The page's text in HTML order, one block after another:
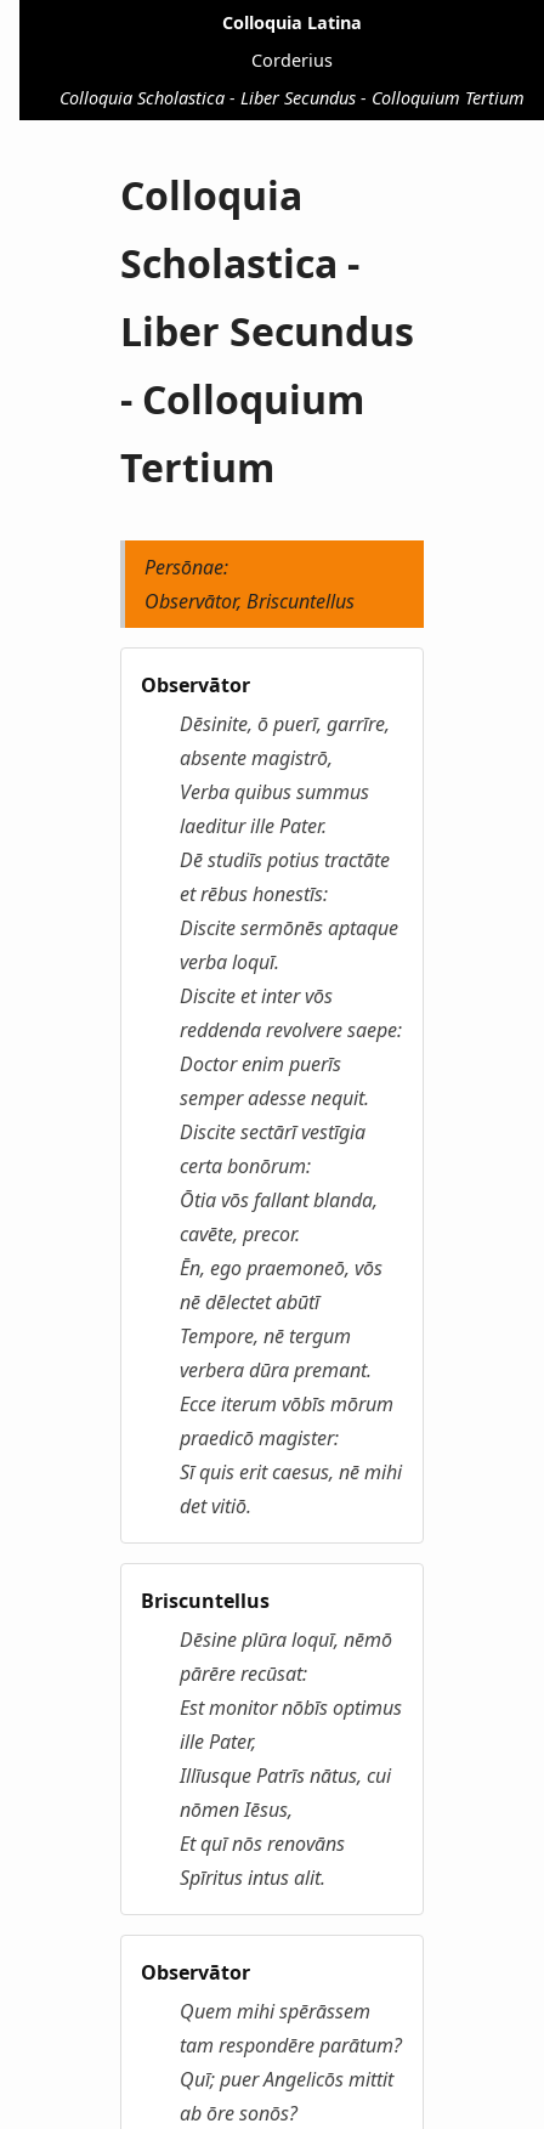
Colloquia Latina
Corderius
Colloquia Scholastica - Liber Secundus - Colloquium Tertium
Colloquia
Scholastica -
Liber Secundus
- Colloquium
Tertium
Persōnae:
Observātor, Briscuntellus
Observātor
Dēsinite, ō puerī, garrīre,
absente magistrō,
Verba quibus summus
laeditur ille Pater.
Dē studiīs potius tractāte
et rēbus honestīs:
Discite sermōnēs aptaque
verba loquī.
Discite et inter vōs
reddenda revolvere saepe:
Doctor enim puerīs
semper adesse nequit.
Discite sectārī vestīgia
certa bonōrum:
Ōtia vōs fallant blanda,
cavēte, precor.
Ēn, ego praemoneō, vōs
nē dēlectet abūtī
Tempore, nē tergum
verbera dūra premant.
Ecce iterum vōbīs mōrum
praedicō magister:
Sī quis erit caesus, nē mihi
det vitiō.
Briscuntellus
Dēsine plūra loquī, nēmō
pārēre recūsat:
Est monitor nōbīs optimus
ille Pater,
Illīusque Patrīs nātus, cui
nōmen Iēsus,
Et quī nōs renovāns
Spīritus intus alit.
Observātor
Quem mihi spērāssem
tam respondēre parātum?
Quī; puer Angelicōs mittit
ab ōre sonōs?